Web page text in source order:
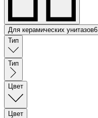
Для керамических унитазов6
Тип
Тип
Цвет
Цвет